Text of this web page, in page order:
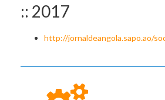
:: 2017
http://jornaldeangola.sapo.ao/